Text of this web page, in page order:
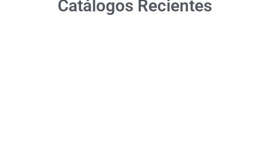
Catálogos Recientes